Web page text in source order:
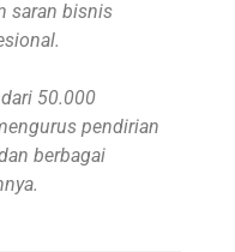
saran bisnis
50.000
pendirian
berbagai